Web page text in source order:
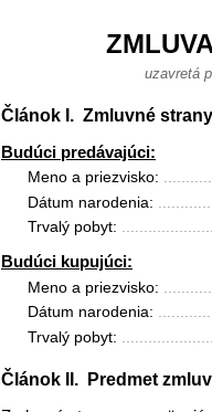
uzavretá
Článok I.  Zmluvné strany
Budúci predávajúci:
Meno a priezvisko:
Dátum narodenia:
Trvalý pobyt:
Budúci kupujúci:
Meno a priezvisko:
Dátum narodenia:
Trvalý pobyt:
Článok II.  Predmet